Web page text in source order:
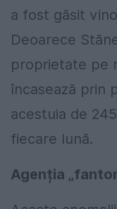
a fost găsit
Deoarece
proprietate pe
încasează prin
acestuia de
fiecare lună.
Agenția